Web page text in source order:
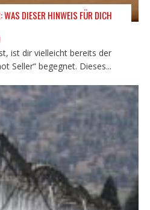
WAS DIESER HINWEIS FÜR DICH
ist dir vielleicht bereits der
Seller“ begegnet. Dieses...